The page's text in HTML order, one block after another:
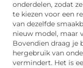
onderdelen, zodat
te kiezen voor een
van dezelfde
nieuw model, maar
Bovendien draag je
hergebruik van
vermindert. Het is